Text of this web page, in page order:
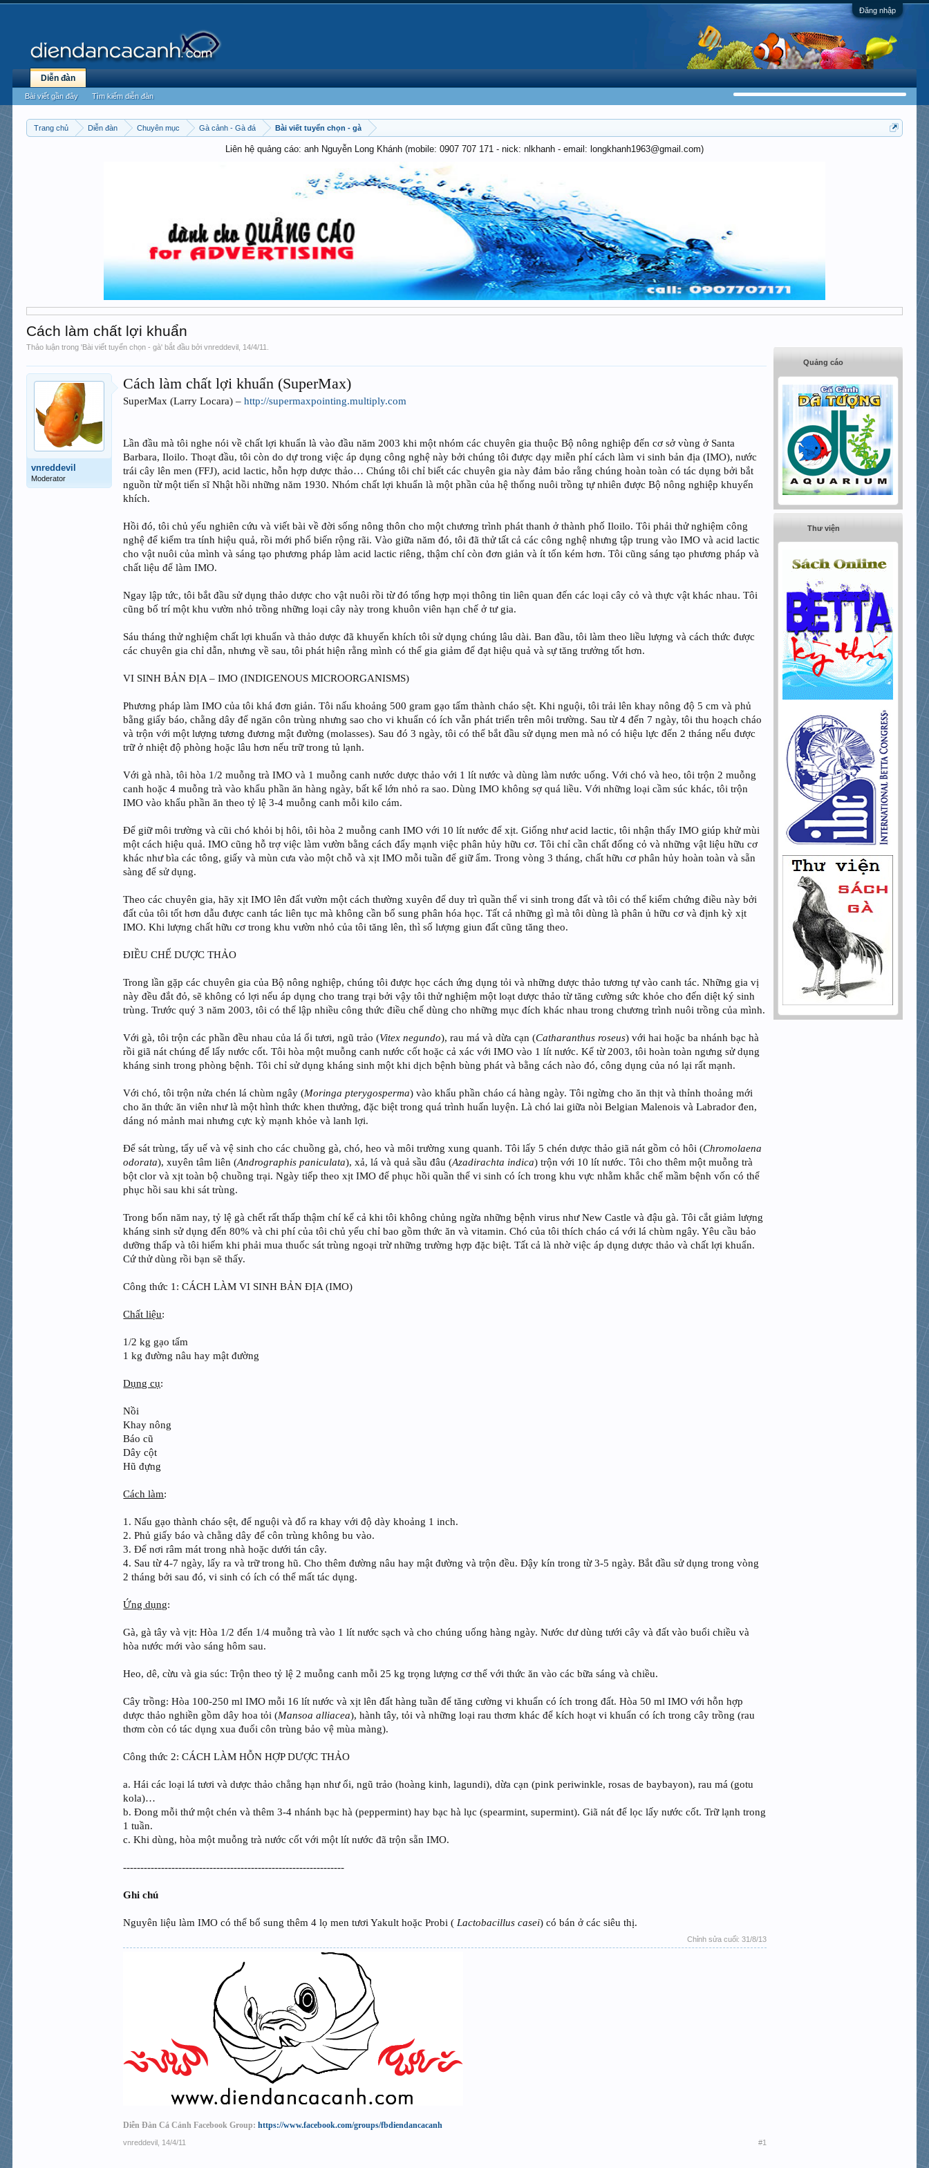
Đăng nhập
Trang chủ Diễn đàn Chuyên mục Gà cảnh - Gà đá Bài viết tuyển chọn - gà
Liên hệ quảng cáo: anh Nguyễn Long Khánh (mobile: 0907 707 171 - nick: nlkhanh - email: longkhanh1963@gmail.com)
Cách làm chất lợi khuẩn
Thảo luận trong 'Bài viết tuyển chọn - gà' bắt đầu bởivnreddevil 14/4/11
vnreddevil
Moderator
Cách làm chất lợi khuẩn (SuperMax)
SuperMax (Larry Locara) –http://supermaxpointing.multiply.com
Lần đầu mà tôi nghe nói về chất lợi khuẩn là vào đầu năm 2003 khi một nhóm các chuyên gia thuộc Bộ nông nghiệp đến cơ sở vùng ở Santa
Barbara, Iloilo. Thoạt đầu, tôi còn do dự trong việc áp dụng công nghệ này bởi chúng tôi được dạy miễn phí cách làm vi sinh bản địa (IMO), nước
trái cây lên men (FFJ), acid lactic, hỗn hợp dược thảo… Chúng tôi chỉ biết các chuyên gia này đảm bảo rằng chúng hoàn toàn có tác dụng bởi bắt
nguồn từ một tiến sĩ Nhật hồi những năm 1930. Nhóm chất lợi khuẩn là một phần của hệ thống nuôi trồng tự nhiên được Bộ nông nghiệp khuyến
khích.
Hồi đó, tôi chủ yếu nghiên cứu và viết bài về đời sống nông thôn cho một chương trình phát thanh ở thành phố Iloilo. Tôi phải thử nghiệm công
nghệ để kiểm tra tính hiệu quả, rồi mới phổ biến rộng rãi. Vào giữa năm đó, tôi đã thử tất cả các công nghệ nhưng tập trung vào IMO và acid lactic
cho vật nuôi của mình và sáng tạo phương pháp làm acid lactic riêng, thậm chí còn đơn giản và ít tốn kém hơn. Tôi cũng sáng tạo phương pháp và
chất liệu để làm IMO.
Ngay lập tức, tôi bắt đầu sử dụng thảo dược cho vật nuôi rồi từ đó tổng hợp mọi thông tin liên quan đến các loại cây cỏ và thực vật khác nhau. Tôi
cũng bố trí một khu vườn nhỏ trồng những loại cây này trong khuôn viên hạn chế ở tư gia.
Sáu tháng thử nghiệm chất lợi khuẩn và thảo dược đã khuyến khích tôi sử dụng chúng lâu dài. Ban đầu, tôi làm theo liều lượng và cách thức được
các chuyên gia chỉ dẫn, nhưng về sau, tôi phát hiện rằng mình có thể gia giảm để đạt hiệu quả và sự tăng trưởng tốt hơn.
VI SINH BẢN ĐỊA – IMO (INDIGENOUS MICROORGANISMS)
Phương pháp làm IMO của tôi khá đơn giản. Tôi nấu khoảng 500 gram gạo tấm thành cháo sệt. Khi nguội, tôi trải lên khay nông độ 5 cm và phủ
bằng giấy báo, chằng dây để ngăn côn trùng nhưng sao cho vi khuẩn có ích vẫn phát triển trên môi trường. Sau từ 4 đến 7 ngày, tôi thu hoạch cháo
và trộn với một lượng tương đương mật đường (molasses). Sau đó 3 ngày, tôi có thể bắt đầu sử dụng men mà nó có hiệu lực đến 2 tháng nếu được
trữ ở nhiệt độ phòng hoặc lâu hơn nếu trữ trong tủ lạnh.
Với gà nhà, tôi hòa 1/2 muỗng trà IMO và 1 muỗng canh nước dược thảo với 1 lít nước và dùng làm nước uống. Với chó và heo, tôi trộn 2 muỗng
canh hoặc 4 muỗng trà vào khẩu phần ăn hàng ngày, bất kể lớn nhỏ ra sao. Dùng IMO không sợ quá liều. Với những loại cầm súc khác, tôi trộn
IMO vào khẩu phần ăn theo tỷ lệ 3-4 muỗng canh mỗi kilo cám.
Để giữ môi trường và cũi chó khỏi bị hôi, tôi hòa 2 muỗng canh IMO với 10 lít nước để xịt. Giống như acid lactic, tôi nhận thấy IMO giúp khử mùi
một cách hiệu quả. IMO cũng hỗ trợ việc làm vườn bằng cách đẩy mạnh việc phân hủy hữu cơ. Tôi chỉ cần chất đống cỏ và những vật liệu hữu cơ
khác như bìa các tông, giấy và mùn cưa vào một chỗ và xịt IMO mỗi tuần để giữ ẩm. Trong vòng 3 tháng, chất hữu cơ phân hủy hoàn toàn và sẵn
sàng để sử dụng.
Theo các chuyên gia, hãy xịt IMO lên đất vườn một cách thường xuyên để duy trì quần thể vi sinh trong đất và tôi có thể kiểm chứng điều này bởi
đất của tôi tốt hơn dẫu được canh tác liên tục mà không cần bổ sung phân hóa học. Tất cả những gì mà tôi dùng là phân ủ hữu cơ và định kỳ xịt
IMO. Khi lượng chất hữu cơ trong khu vườn nhỏ của tôi tăng lên, thì số lượng giun đất cũng tăng theo.
ĐIỀU CHẾ DƯỢC THẢO
Trong lần gặp các chuyên gia của Bộ nông nghiệp, chúng tôi được học cách ứng dụng tỏi và những dược thảo tương tự vào canh tác. Những gia vị
này đều đắt đỏ, sẽ không có lợi nếu áp dụng cho trang trại bởi vậy tôi thử nghiệm một loạt dược thảo từ tăng cường sức khỏe cho đến diệt ký sinh
trùng. Trước quý 3 năm 2003, tôi có thể lập nhiều công thức điều chế dùng cho những mục đích khác nhau trong chương trình nuôi trồng của mình.
Với gà, tôi trộn các phần đều nhau của lá ổi tươi, ngũ trảo (Vitex negundo), rau má và dừa cạn (Catharanthus roseus) với hai hoặc ba nhánh bạc hà
rồi giã nát chúng để lấy nước cốt. Tôi hòa một muỗng canh nước cốt hoặc cả xác với IMO vào 1 lít nước. Kể từ 2003, tôi hoàn toàn ngưng sử dụng
kháng sinh trong phòng bệnh. Tôi chỉ sử dụng kháng sinh một khi dịch bệnh bùng phát và bằng cách nào đó, công dụng của nó lại rất mạnh.
Với chó, tôi trộn nửa chén lá chùm ngây (Moringa pterygosperma) vào khẩu phần cháo cá hàng ngày. Tôi ngừng cho ăn thịt và thỉnh thoảng mới
cho ăn thức ăn viên như là một hình thức khen thưởng, đặc biệt trong quá trình huấn luyện. Là chó lai giữa nòi Belgian Malenois và Labrador đen,
dáng nó mảnh mai nhưng cực kỳ mạnh khỏe và lanh lợi.
Để sát trùng, tẩy uế và vệ sinh cho các chuồng gà, chó, heo và môi trường xung quanh. Tôi lấy 5 chén dược thảo giã nát gồm cỏ hôi (Chromolaena
odorata), xuyên tâm liên (Andrographis paniculata), xả, lá và quả sầu đâu (Azadirachta indica) trộn với 10 lít nước. Tôi cho thêm một muỗng trà
bột clor và xịt toàn bộ chuồng trại. Ngày tiếp theo xịt IMO để phục hồi quần thể vi sinh có ích trong khu vực nhằm khắc chế mầm bệnh vốn có thể
phục hồi sau khi sát trùng.
Trong bốn năm nay, tỷ lệ gà chết rất thấp thậm chí kể cả khi tôi không chủng ngừa những bệnh virus như New Castle và đậu gà. Tôi cắt giảm lượng
kháng sinh sử dụng đến 80% và chi phí của tôi chủ yếu chỉ bao gồm thức ăn và vitamin. Chó của tôi thích cháo cá với lá chùm ngây. Yêu cầu bảo
dưỡng thấp và tôi hiếm khi phải mua thuốc sát trùng ngoại trừ những trường hợp đặc biệt. Tất cả là nhờ việc áp dụng dược thảo và chất lợi khuẩn.
Cứ thử dùng rồi bạn sẽ thấy.
Công thức 1: CÁCH LÀM VI SINH BẢN ĐỊA (IMO)
Chất liệu:
1/2 kg gạo tấm
1 kg đường nâu hay mật đường
Dụng cụ:
Nồi
Khay nông
Báo cũ
Dây cột
Hũ đựng
Cách làm:
1. Nấu gạo thành cháo sệt, để nguội và đổ ra khay với độ dày khoảng 1 inch.
2. Phủ giấy báo và chằng dây để côn trùng không bu vào.
3. Để nơi râm mát trong nhà hoặc dưới tán cây.
4. Sau từ 4-7 ngày, lấy ra và trữ trong hũ. Cho thêm đường nâu hay mật đường và trộn đều. Đậy kín trong từ 3-5 ngày. Bắt đầu sử dụng trong vòng
2 tháng bởi sau đó, vi sinh có ích có thể mất tác dụng.
Ứng dụng:
Gà, gà tây và vịt: Hòa 1/2 đến 1/4 muỗng trà vào 1 lít nước sạch và cho chúng uống hàng ngày. Nước dư dùng tưới cây và đất vào buổi chiều và
hòa nước mới vào sáng hôm sau.
Heo, dê, cừu và gia súc: Trộn theo tỷ lệ 2 muỗng canh mỗi 25 kg trọng lượng cơ thể với thức ăn vào các bữa sáng và chiều.
Cây trồng: Hòa 100-250 ml IMO mỗi 16 lít nước và xịt lên đất hàng tuần để tăng cường vi khuẩn có ích trong đất. Hòa 50 ml IMO với hỗn hợp
dược thảo nghiền gồm dây hoa tỏi (Mansoa alliacea), hành tây, tỏi và những loại rau thơm khác để kích hoạt vi khuẩn có ích trong cây trồng (rau
thơm còn có tác dụng xua đuổi côn trùng bảo vệ mùa màng).
Công thức 2: CÁCH LÀM HỖN HỢP DƯỢC THẢO
a. Hái các loại lá tươi và dược thảo chẳng hạn như ổi, ngũ trảo (hoàng kinh, lagundi), dừa cạn (pink periwinkle, rosas de baybayon), rau má (gotu
kola)…
b. Đong mỗi thứ một chén và thêm 3-4 nhánh bạc hà (peppermint) hay bạc hà lục (spearmint, supermint). Giã nát để lọc lấy nước cốt. Trữ lạnh trong
1 tuần.
c. Khi dùng, hòa một muỗng trà nước cốt với một lít nước đã trộn sẵn IMO.
----------------------------------------------------------------
Ghi chú
Nguyên liệu làm IMO có thể bổ sung thêm 4 lọ men tươi Yakult hoặc Probi ( Lactobacillus casei) có bán ở các siêu thị.
Chỉnh sửa cuối: 31/8/13
Diễn Đàn Cá Cảnh Facebook Group:https://www.facebook.com/groups/fbdiendancacanh
vnreddevil 14/4/11 #1
Quảng cáo
Thư viện
Diễn đàn
Bài viết gần đây Tìm kiếm diễn đàn